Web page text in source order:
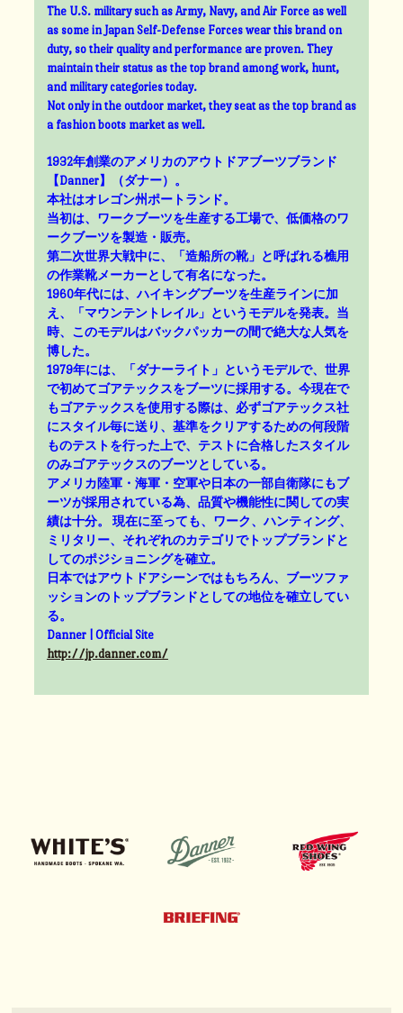
The U.S. military such as Army, Navy, and Air Force as well
as some in Japan Self-Defense Forces wear this brand on
duty, so their quality and performance are proven. They
maintain their status as the top brand among work, hunt,
and military categories today.
Not only in the outdoor market, they seat as the top brand as
a fashion boots market as well.
1932年創業のアメリカのアウトドアブーツブランド
【Danner】（ダナー）。
本社はオレゴン州ポートランド。
当初は、ワークブーツを生産する工場で、低価格のワ
ークブーツを製造・販売。
第二次世界大戦中に、「造船所の靴」と呼ばれる樵用
の作業靴メーカーとして有名になった。
1960年代には、ハイキングブーツを生産ラインに加
え、「マウンテントレイル」というモデルを発表。当
時、このモデルはバックパッカーの間で絶大な人気を
博した。
1979年には、「ダナーライト」というモデルで、世界
で初めてゴアテックスをブーツに採用する。今現在で
もゴアテックスを使用する際は、必ずゴアテックス社
にスタイル毎に送り、基準をクリアするための何段階
ものテストを行った上で、テストに合格したスタイル
のみゴアテックスのブーツとしている。
アメリカ陸軍・海軍・空軍や日本の一部自衛隊にもブ
ーツが採用されている為、品質や機能性に関しての実
績は十分。 現在に至っても、ワーク、ハンティング、
ミリタリー、それぞれのカテゴリでトップブランドと
してのポジショニングを確立。
日本ではアウトドアシーンではもちろん、ブーツファ
ッションのトップブランドとしての地位を確立してい
る。
Danner | Official Site
http://jp.danner.com/